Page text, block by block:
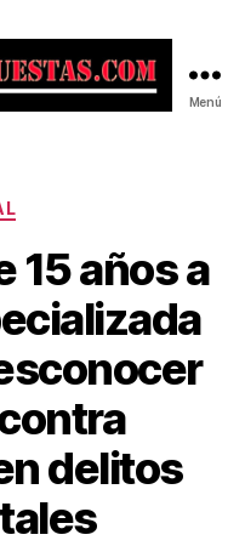
Menú
15 años a
delitos